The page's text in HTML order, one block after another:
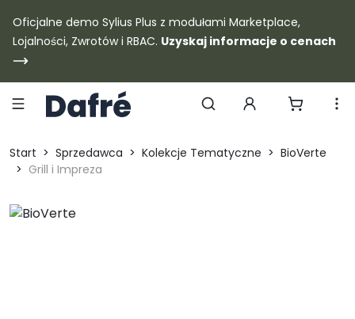
Dafre
Oficjalne demo Sylius Plus z modułami Marketplace,
Lojalności, Zwrotów i RBAC. Uzyskaj informacje o cenach
Start
Sprzedawca Kolekcje Tematyczne
BioVerte
Grill i Impreza